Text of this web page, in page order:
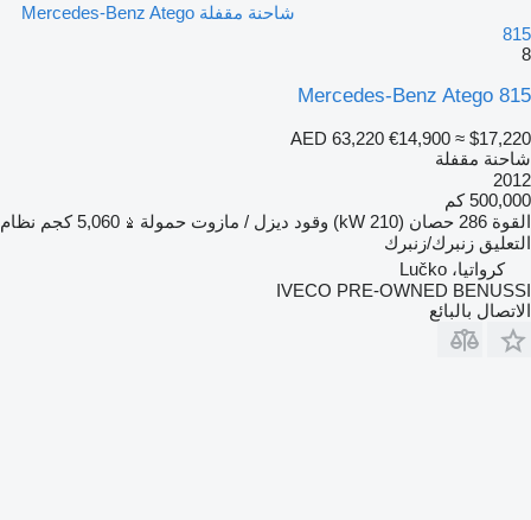
شاحنة مقفلة Mercedes-Benz Atego
815
8
Mercedes-Benz Atego 815
AED 63,220 €14,900 ≈ $17,220
شاحنة مقفلة
2012
500,000 كم
القوة 286 حصان (210 kW) وقود ديزل / مازوت حمولة 5,060 كجم
نظام
التعليق زنبرك/زنبرك
كرواتيا، Lučko
IVECO PRE-OWNED BENUSSI
الاتصال بالبائع